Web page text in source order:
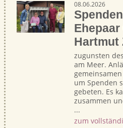
08.06.2026
Hartmut
zugunsten
am Meer.
um Spenden
gebeten. Es
zusammen
...
zum